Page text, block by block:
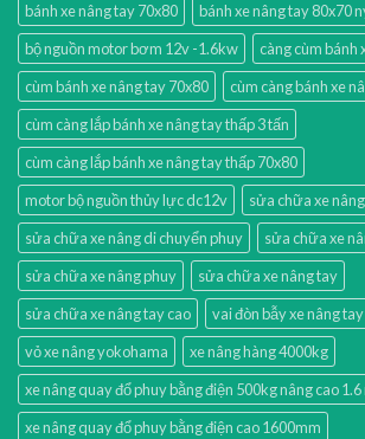
bánh xe nâng tay 70x80
bánh xe nâng tay 80x70
bộ nguồn motor bơm 12v -1.6kw
càng cùm bánh
cùm bánh xe nâng tay 70x80
cùm càng bánh xe
cùm càng lắp bánh xe nâng tay thấp 3 tấn
cùm càng lắp bánh xe nâng tay thấp 70x80
motor bộ nguồn thủy lực dc12v
sửa chữa xe nâng
sửa chữa xe nâng di chuyển phuy
sửa chữa xe
sửa chữa xe nâng phuy
sửa chữa xe nâng tay
sửa chữa xe nâng tay cao
vai đòn bẫy xe nâng tay
vỏ xe nâng yokohama
xe nâng hàng 4000kg
xe nâng quay đổ phuy bằng điện 500kg nâng cao
xe nâng quay đổ phuy bằng điện cao 1600mm